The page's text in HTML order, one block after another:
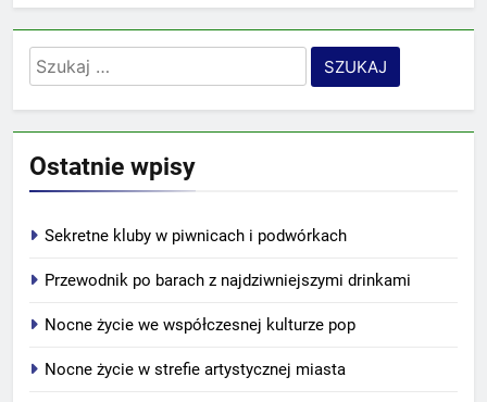
Szukaj:
Ostatnie wpisy
Sekretne kluby w piwnicach i podwórkach
Przewodnik po barach z najdziwniejszymi drinkami
Nocne życie we współczesnej kulturze pop
Nocne życie w strefie artystycznej miasta